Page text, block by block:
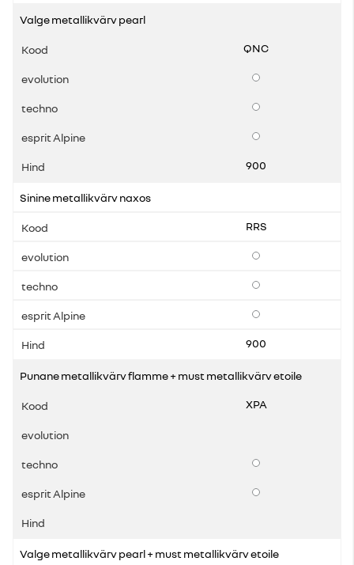
Valge metallikvärv pearl
QNC
Lisavarustus
Lisavarustus
Lisavarustus
900
Sinine metallikvärv naxos
RRS
Lisavarustus
Lisavarustus
Lisavarustus
900
Punane metallikvärv flamme + must metallikvärv etoile
XPA
Lisavarustus
Lisavarustus
Valge metallikvärv pearl + must metallikvärv etoile